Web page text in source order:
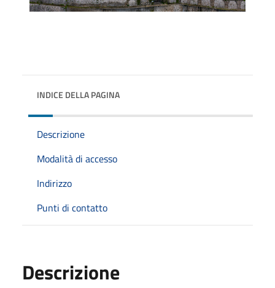
INDICE DELLA PAGINA
Descrizione
Modalità di accesso
Indirizzo
Punti di contatto
Descrizione